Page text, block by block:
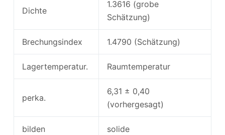
Dichte
1.3616 (grobe
Schätzung)
Brechungsindex 1.4790 (Schätzung)
Lagertemperatur. Raumtemperatur
perka.
6,31 ± 0,40
(vorhergesagt)
bilden solide